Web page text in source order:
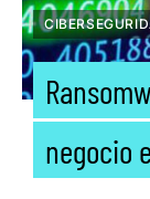
negocio